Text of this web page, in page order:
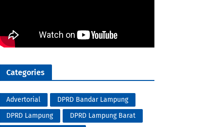
Categories
Advertorial
DPRD Bandar Lampung
DPRD Lampung
DPRD Lampung Barat